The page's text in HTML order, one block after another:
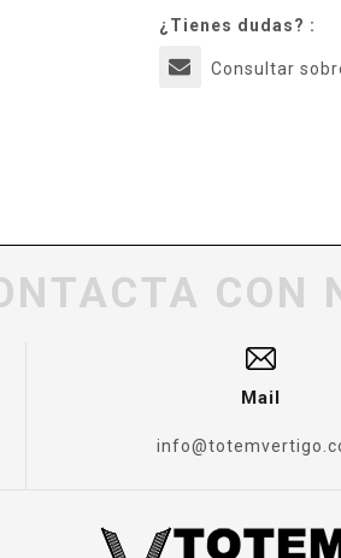
¿Tienes dudas? :
Consultar
CON
Mail